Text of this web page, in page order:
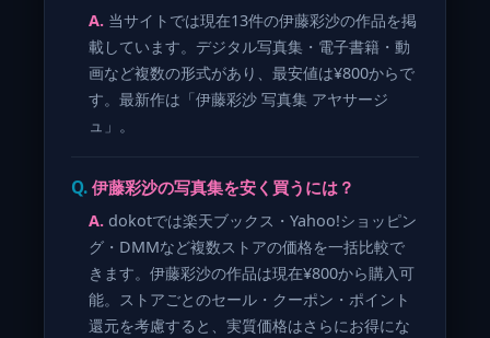
当サイトでは現在13件の伊藤彩沙の作品を掲
載しています。デジタル写真集・電子書籍・動
画など複数の形式があり、最安値は¥800からで
す。最新作は「伊藤彩沙 写真集 アヤサージ
ュ」。
伊藤彩沙の写真集を安く買うには？
dokotでは楽天ブックス・Yahoo!ショッピン
グ・DMMなど複数ストアの価格を一括比較で
きます。伊藤彩沙の作品は現在¥800から購入可
能。ストアごとのセール・クーポン・ポイント
還元を考慮すると、実質価格はさらにお得にな